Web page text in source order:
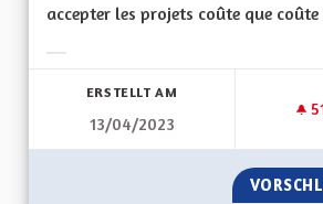
accepter les projets coûte que
ERSTELLT AM
13/04/2023